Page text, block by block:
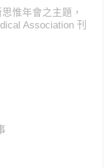
惟年會之主題，
Association 刊